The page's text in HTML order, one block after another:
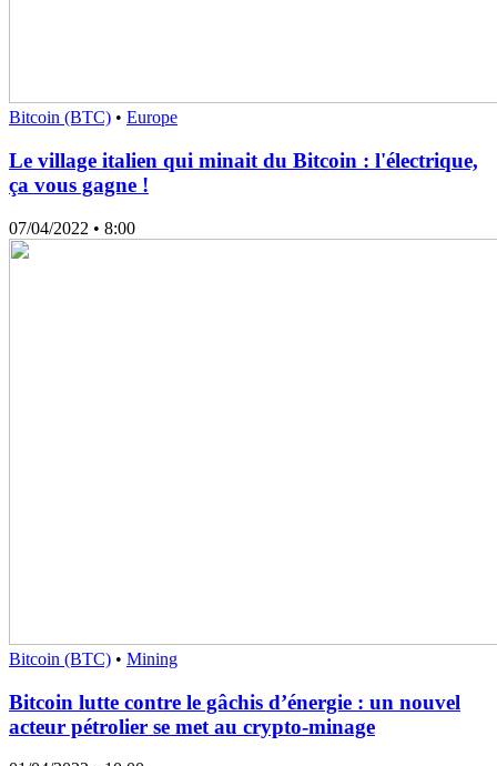
Bitcoin (BTC) • Europe
Le village italien qui minait du Bitcoin : l'électrique,
ça vous gagne !
07/04/2022 • 8:00
Bitcoin (BTC) • Mining
Bitcoin lutte contre le gâchis d’énergie : un nouvel
acteur pétrolier se met au crypto-minage